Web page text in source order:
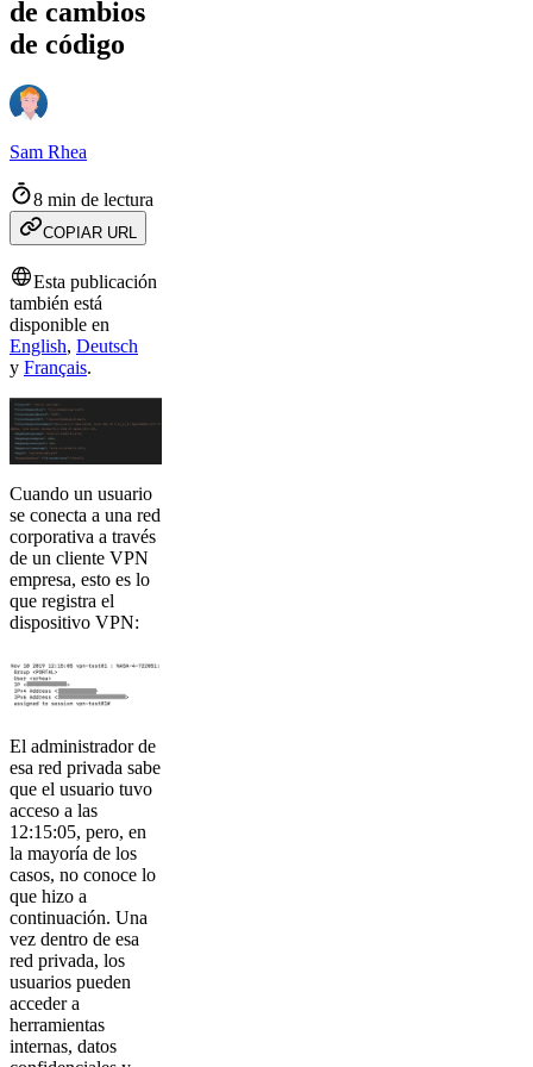
de cambios
de código
Sam Rhea
8 min de lectura
COPIAR URL
Esta publicación
también está
disponible en
English, Deutsch
y Français.
Cuando un usuario
se conecta a una red
corporativa a través
de un cliente VPN
empresa, esto es lo
que registra el
dispositivo VPN:
El administrador de
esa red privada sabe
que el usuario tuvo
acceso a las
12:15:05, pero, en
la mayoría de los
casos, no conoce lo
que hizo a
continuación. Una
vez dentro de esa
red privada, los
usuarios pueden
acceder a
herramientas
internas, datos